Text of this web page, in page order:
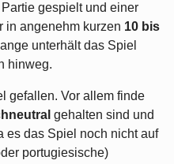
gespielt und einer
in angenehm kurzen 10 bis
unterhält das Spiel
hinweg.
gefallen. Vor allem finde
gehalten sind und
es das Spiel noch nicht auf
portugiesische)